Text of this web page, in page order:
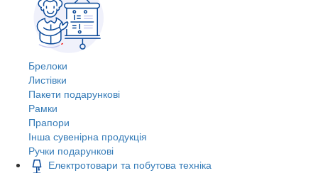
Брелоки
Листівки
Пакети подарункові
Рамки
Прапори
Інша сувенірна продукція
Ручки подарункові
Електротовари та побутова техніка